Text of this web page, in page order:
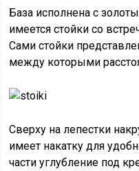
База исполнена с
имеется стойки со
Сами стойки
между которыми
Сверху на лепестки
имеет накатку для
части углубление под